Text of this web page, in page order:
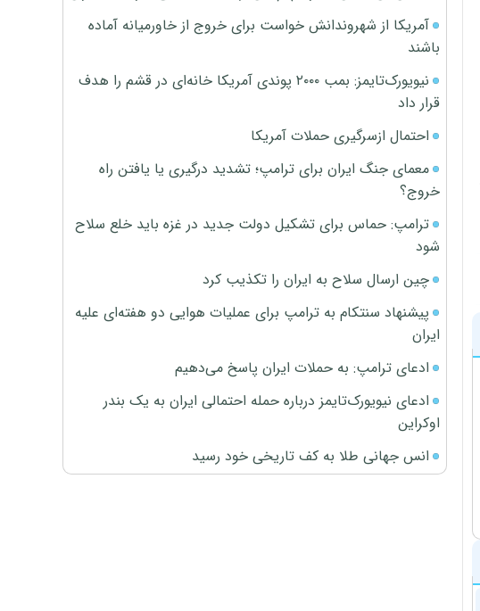
آمریکا از شهروندانش خواست برای خروج از خاورمیانه آماده
باشند
نیویورک‌تایمز: بمب ۲۰۰۰ پوندی آمریکا خانه‌ای در قشم را هدف
قرار داد
احتمال ازسرگیری حملات آمریکا
معمای جنگ ایران برای ترامپ؛ تشدید درگیری یا یافتن راه
خروج؟
ترامپ: حماس برای تشکیل دولت جدید در غزه باید خلع سلاح
شود
چین ارسال سلاح به ایران را تکذیب کرد
پیشنهاد سنتکام به ترامپ برای عملیات هوایی دو هفته‌ای علیه
ایران
ادعای ترامپ: به حملات ایران پاسخ می‌دهیم
ادعای نیویورک‌تایمز درباره حمله احتمالی ایران به یک بندر
اوکراین
انس جهانی طلا به کف تاریخی خود رسید